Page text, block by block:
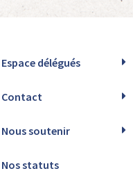
Espace délégués
Contact
Nous soutenir
Nos statuts